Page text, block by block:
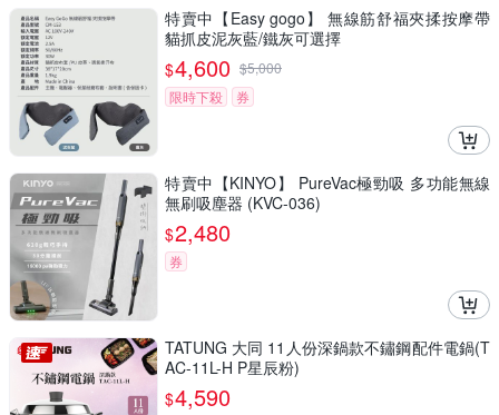
特賣中【Easy gogo】 無線筋舒福夾揉按摩帶
貓抓皮泥灰藍/鐵灰可選擇
$4,600 $5,000
限時下殺
券
特賣中【KINYO】 PureVac極勁吸 多功能無線
無刷吸塵器 (KVC-036)
$2,480
券
TATUNG 大同 11人份深鍋款不鏽鋼配件電鍋(T
AC-11L-H P星辰粉)
$4,590